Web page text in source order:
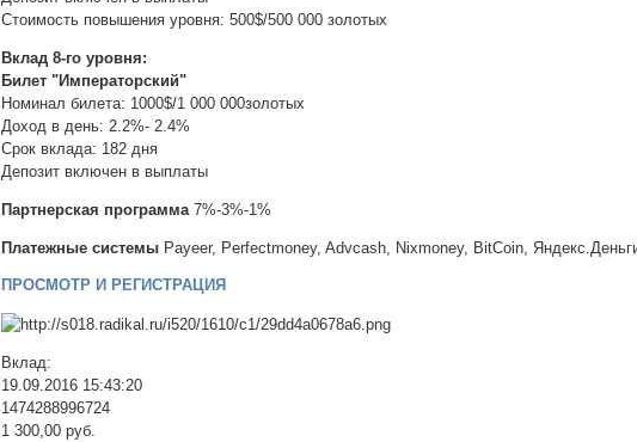
Стоимость повышения уровня: 500$/500 000 золотых
Вклад 8-го уровня:
Билет "Императорский"
Номинал билета: 1000$/1 000 000золотых
Доход в день: 2.2%- 2.4%
Срок вклада: 182 дня
Депозит включен в выплаты
Партнерская программа 7%-3%-1%
Платежные системы Payeer, Perfectmoney, Advcash, Nixmoney, BitCoin,
ПРОСМОТР И РЕГИСТРАЦИЯ
Вклад:
19.09.2016 15:43:20
1474288996724
1 300,00 руб.